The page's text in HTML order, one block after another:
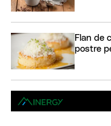
Flan de
postre